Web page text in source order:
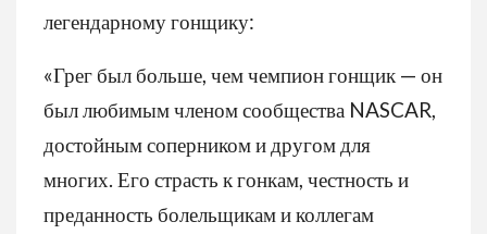
легендарному гонщику:
«Грег был больше, чем чемпион гонщик — он
был любимым членом сообщества NASCAR,
достойным соперником и другом для
многих. Его страсть к гонкам, честность и
преданность болельщикам и коллегам